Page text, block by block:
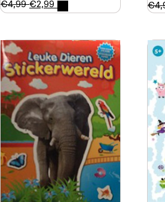
€4,99 €2,99
€